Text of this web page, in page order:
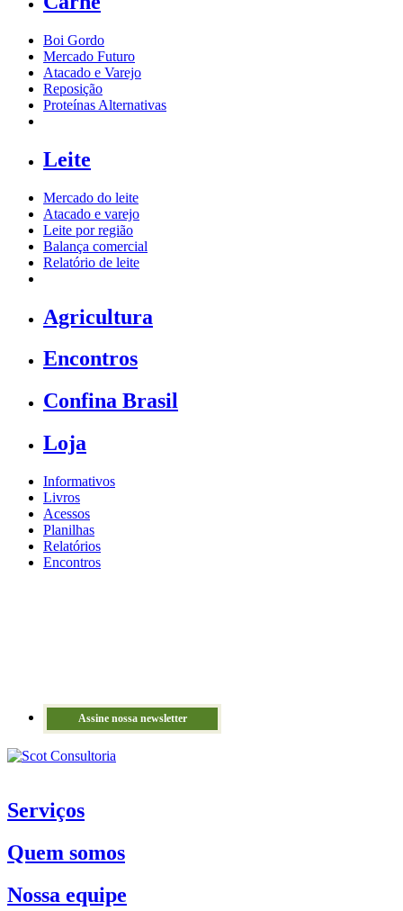
Boi Gordo
Mercado Futuro
Atacado e Varejo
Reposição
Proteínas Alternativas
Leite
Mercado do leite
Atacado e varejo
Leite por região
Balança comercial
Relatório de leite
Agricultura
Encontros
Confina Brasil
Loja
Informativos
Livros
Acessos
Planilhas
Relatórios
Encontros
Assine nossa newsletter
Serviços
Quem somos
Nossa equipe